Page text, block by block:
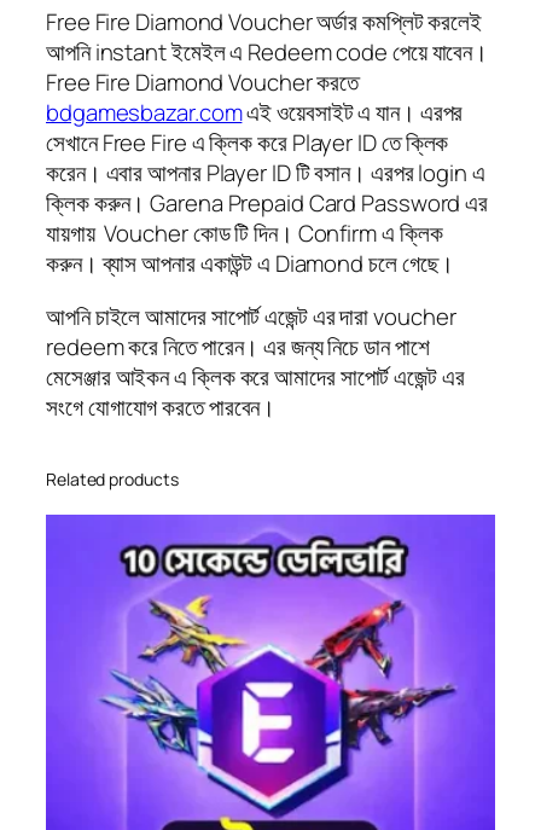
0
৳
Free Fire Diamond Voucher অর্ডার কমপ্লিট করলেই
আপনি instant ইমেইল এ Redeem code পেয়ে যাবেন।
Free Fire Diamond Voucher করতে
bdgamesbazar.comএই ওয়েবসাইট এ যান। এরপর
সেখানে Free Fire এ ক্লিক করে Player ID তে ক্লিক
করেন। এবার আপনার Player ID টি বসান। এরপর login এ
ক্লিক করুন। Garena Prepaid Card Password এর
যায়গায় Voucher কোড টি দিন। Confirm এ ক্লিক
করুন। ব্যাস আপনার একাউন্ট এ Diamond চলে গেছে।
আপনি চাইলে আমাদের সাপোর্ট এজেন্ট এর দারা voucher
redeem করে নিতে পারেন। এর জন্য নিচে ডান পাশে
মেসেঞ্জার আইকন এ ক্লিক করে আমাদের সাপোর্ট এজেন্ট এর
সংগে যোগাযোগ করতে পারবেন।
Related products